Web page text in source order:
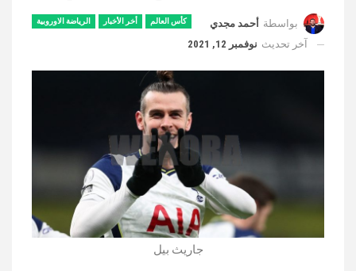
كأس العالم أخر الأخبار الرياضة الاوروبية بواسطة أحمد مجدي
آخر تحديث نوفمبر 12, 2021
جاريث بيل